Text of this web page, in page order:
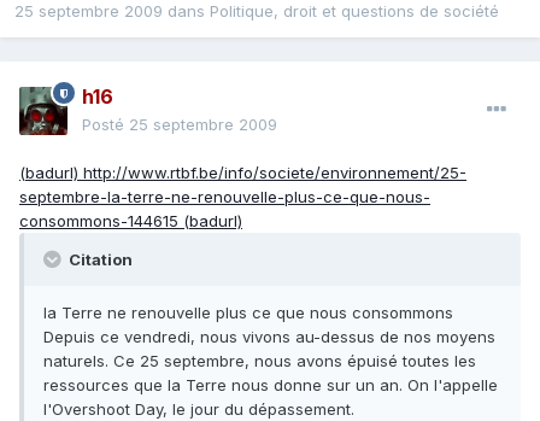
25 septembre 2009 dans Politique, droit et questions de société
h16
Posté 25 septembre 2009
(badurl) http://www.rtbf.be/info/societe/environnement/25-
septembre-la-terre-ne-renouvelle-plus-ce-que-nous-
consommons-144615 (badurl)
Citation
la Terre ne renouvelle plus ce que nous consommons
Depuis ce vendredi, nous vivons au-dessus de nos moyens
naturels. Ce 25 septembre, nous avons épuisé toutes les
ressources que la Terre nous donne sur un an. On l'appelle
l'Overshoot Day, le jour du dépassement.